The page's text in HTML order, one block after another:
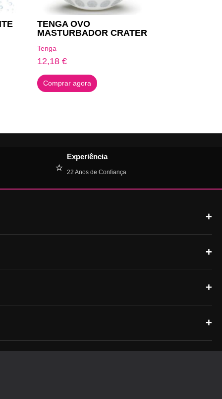
TENGA OVO
MASTURBADOR CRATER
Tenga
12,18€
Comprar agora
⭐
Experiência
22 Anos de Confiança